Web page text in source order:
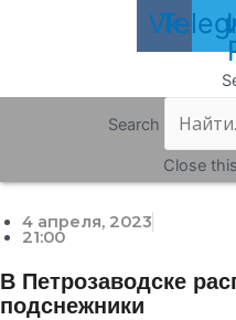
Vk
Search
Close
4 апреля, 2023
21:00
В Петрозаводске
подснежники